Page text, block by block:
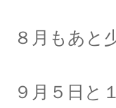
８月もあと
９月５日と